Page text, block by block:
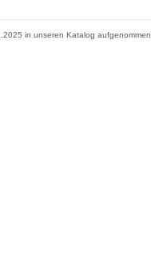
in unseren Katalog aufgenommen.